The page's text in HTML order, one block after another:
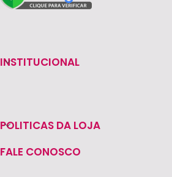
INSTITUCIONAL
POLITICAS DA LOJA
FALE CONOSCO